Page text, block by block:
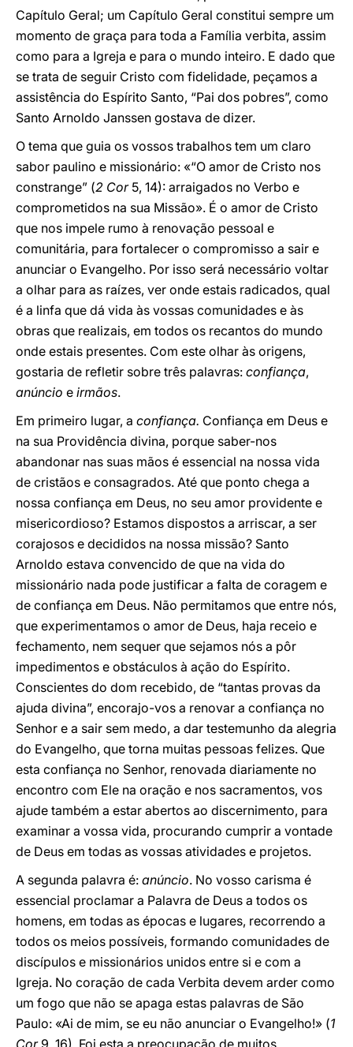
Capítulo Geral; um Capítulo Geral constitui sempre um
momento de graça para toda a Família verbita, assim
como para a Igreja e para o mundo inteiro. E dado que
se trata de seguir Cristo com fidelidade, peçamos a
assistência do Espírito Santo, “Pai dos pobres”, como
Santo Arnoldo Janssen gostava de dizer.
O tema que guia os vossos trabalhos tem um claro
sabor paulino e missionário: «“O amor de Cristo nos
constrange” (2 Cor5, 14): arraigados no Verbo e
comprometidos na sua Missão». É o amor de Cristo
que nos impele rumo à renovação pessoal e
comunitária, para fortalecer o compromisso a sair e
anunciar o Evangelho. Por isso será necessário voltar
a olhar para as raízes, ver onde estais radicados, qual
é a linfa que dá vida às vossas comunidades e às
obras que realizais, em todos os recantos do mundo
onde estais presentes. Com este olhar às origens,
gostaria de refletir sobre três palavras: confiança,
anúncio e irmãos.
Em primeiro lugar, a confiança. Confiança em Deus e
na sua Providência divina, porque saber-nos
abandonar nas suas mãos é essencial na nossa vida
de cristãos e consagrados. Até que ponto chega a
nossa confiança em Deus, no seu amor providente e
misericordioso? Estamos dispostos a arriscar, a ser
corajosos e decididos na nossa missão? Santo
Arnoldo estava convencido de que na vida do
missionário nada pode justificar a falta de coragem e
de confiança em Deus. Não permitamos que entre nós,
que experimentamos o amor de Deus, haja receio e
fechamento, nem sequer que sejamos nós a pôr
impedimentos e obstáculos à ação do Espírito.
Conscientes do dom recebido, de “tantas provas da
ajuda divina”, encorajo-vos a renovar a confiança no
Senhor e a sair sem medo, a dar testemunho da alegria
do Evangelho, que torna muitas pessoas felizes. Que
esta confiança no Senhor, renovada diariamente no
encontro com Ele na oração e nos sacramentos, vos
ajude também a estar abertos ao discernimento, para
examinar a vossa vida, procurando cumprir a vontade
de Deus em todas as vossas atividades e projetos.
A segunda palavra é: anúncio. No vosso carisma é
essencial proclamar a Palavra de Deus a todos os
homens, em todas as épocas e lugares, recorrendo a
todos os meios possíveis, formando comunidades de
discípulos e missionários unidos entre si e com a
Igreja. No coração de cada Verbita devem arder como
um fogo que não se apaga estas palavras de São
Paulo: «Ai de mim, se eu não anunciar o Evangelho!» (1
Cor9, 16). Foi esta a preocupação de muitos